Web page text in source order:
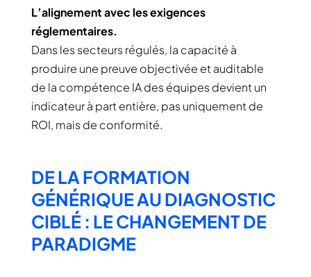
L’alignement avec les exigences
réglementaires.
Dans les secteurs régulés, la capacité à
produire une preuve objectivée et auditable
de la compétence IA des équipes devient un
indicateur à part entière, pas uniquement de
ROI, mais de conformité.
DE LA FORMATION
GÉNÉRIQUE AU DIAGNOSTIC
CIBLÉ : LE CHANGEMENT DE
PARADIGME